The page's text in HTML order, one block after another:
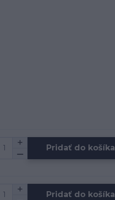
Pridať do košíka
Pridať do košíka